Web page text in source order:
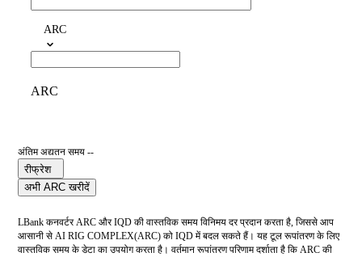
ARC
ARC
अंतिम अद्यतन समय --
रीफ्रेश
अभी ARC खरीदें
LBank कनवर्टर ARC और IQD की वास्तविक समय विनिमय दर प्रदान करता है, जिससे आप
आसानी से AI RIG COMPLEX(ARC) को IQD में बदल सकते हैं। यह टूल रूपांतरण के लिए
वास्तविक समय के डेटा का उपयोग करता है। वर्तमान रूपांतरण परिणाम दर्शाता है कि ARC की